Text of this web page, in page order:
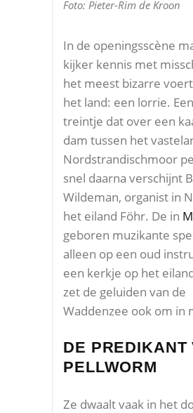
Foto: Pieter-Rim de Kroon
In de openingsscène
kijker kennis met
het meest bizarre
het land: een lorrie.
treintje dat over een
dam tussen het
Nordstrandischmoor
snel daarna verschijnt
Wildeman, organist in
het eiland Föhr. De in
geboren muzikante
alleen op een oud
een kerkje op het
zet de geluiden van de
Waddenzee ook om in
DE PREDIKANT
PELLWORM
Ze dwaalt vaak in het